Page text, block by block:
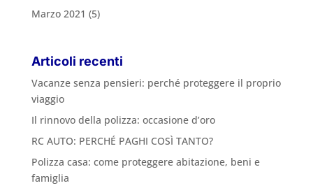
Marzo 2021 (5)
Articoli recenti
Vacanze senza pensieri: perché proteggere il proprio
viaggio
Il rinnovo della polizza: occasione d’oro
RC AUTO: PERCHÉ PAGHI COSÌ TANTO?
Polizza casa: come proteggere abitazione, beni e
famiglia